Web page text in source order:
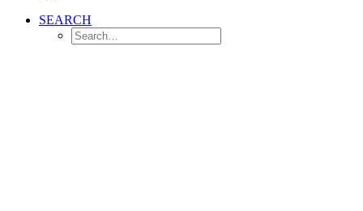
SEARCH